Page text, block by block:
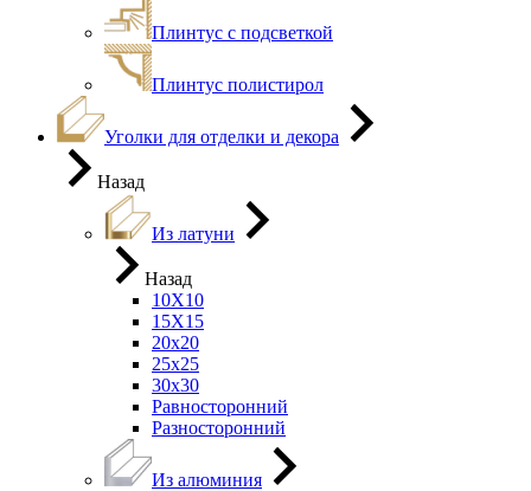
Плинтус с подсветкой
Плинтус полистирол
Уголки для отделки и декора
Назад
Из латуни
Назад
10Х10
15Х15
20х20
25х25
30х30
Равносторонний
Разносторонний
Из алюминия